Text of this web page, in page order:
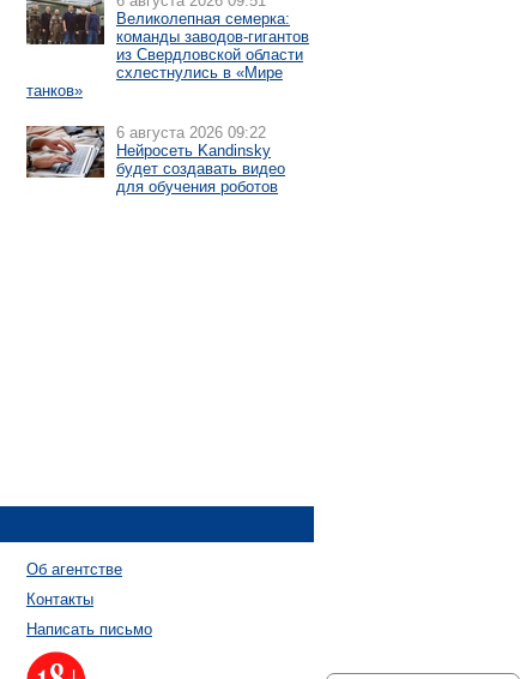
Великолепная семерка:
команды заводов-гигантов
из Свердловской области
схлестнулись в «Мире
танков»
6 августа 2026 09:22
Нейросеть Kandinsky
будет создавать видео
для обучения роботов
Об агентстве
Контакты
Написать письмо